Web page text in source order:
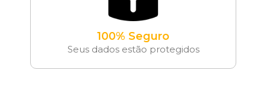
100% Seguro
Seus dados estão protegidos